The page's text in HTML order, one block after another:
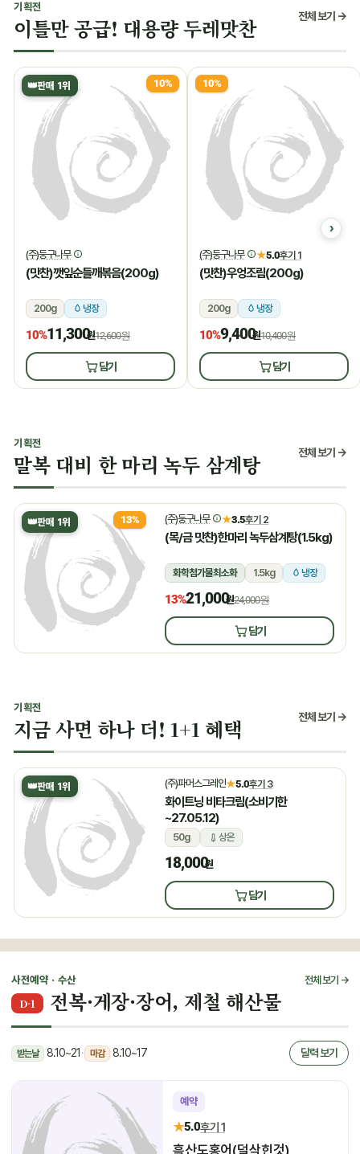
기획전
이틀만 공급! 대용량 두레맛찬 전체 보기 →
👑판매 1위 10%
(주)둥구나무
(맛찬)깻잎순들깨볶음(200g)
200g 냉장
10%11,300원12,600원
담기
10%
(주)둥구나무 ★5.0후기 1
(맛찬)우엉조림(200g)
200g 냉장
10%9,400원10,400원
담기
기획전
말복 대비 한 마리 녹두 삼계탕 전체 보기 →
👑판매 1위 13% (주)둥구나무 ★3.5후기 2
(목/금 맛찬)한마리 녹두삼계탕(1.5kg)
화학첨가물최소화 1.5kg 냉장
13%21,000원24,000원
담기
기획전
지금 사면 하나 더! 1+1 혜택 전체 보기 →
👑판매 1위 (주)파머스그레인★5.0후기 3
화이트닝 비타크림(소비기한
~27.05.12)
50g 상온
18,000원
담기
사전예약 · 수산 전체 보기 →
D-1 전복·게장·장어, 제철 해산물
받는날 8.10~21 · 마감 8.10~17 달력 보기
예약
★5.0후기 1
흑산도홍어(덜삭힌것)